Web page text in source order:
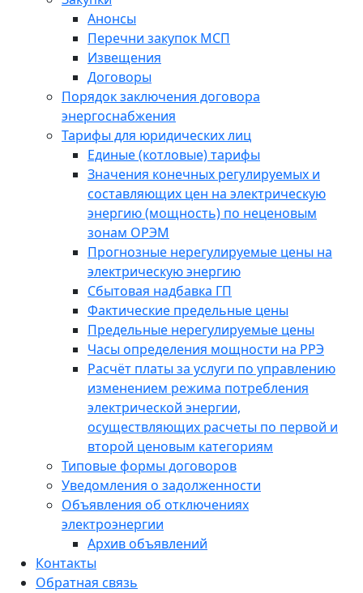
Анонсы
Перечни закупок МСП
Извещения
Договоры
Порядок заключения договора
энергоснабжения
Тарифы для юридических лиц
Единые (котловые) тарифы
Значения конечных регулируемых и
составляющих цен на электрическую
энергию (мощность) по неценовым
зонам ОРЭМ
Прогнозные нерегулируемые цены на
электрическую энергию
Сбытовая надбавка ГП
Фактические предельные цены
Предельные нерегулируемые цены
Часы определения мощности на РРЭ
Расчёт платы за услуги по управлению
изменением режима потребления
электрической энергии,
осуществляющих расчеты по первой и
второй ценовым категориям
Типовые формы договоров
Уведомления о задолженности
Объявления об отключениях
электроэнергии
Архив объявлений
Контакты
Обратная связь